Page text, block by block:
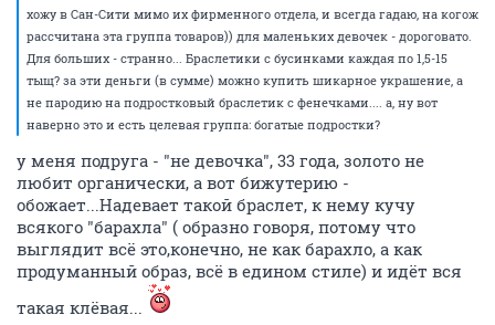
хожу в Сан-Сити мимо их фирменного отдела, и всегда гадаю, на когож
рассчитана эта группа товаров)) для маленьких девочек - дороговато.
Для больших - странно... Браслетики с бусинками каждая по 1,5-15
тыщ? за эти деньги (в сумме) можно купить шикарное украшение, а
не пародию на подростковый браслетик с фенечками.... а, ну вот
наверно это и есть целевая группа: богатые подростки?
у меня подруга - "не девочка", 33 года, золото не
любит органически, а вот бижутерию -
обожает...Надевает такой браслет, к нему кучу
всякого "барахла" ( образно говоря, потому что
выглядит всё это,конечно, не как барахло, а как
продуманный образ, всё в едином стиле) и идёт вся
такая клёвая...